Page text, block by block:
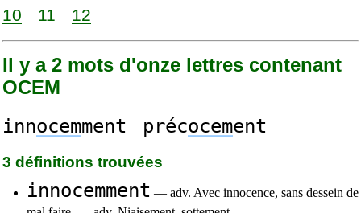
10
11 12
Il y a 2 mots d'onze lettres contenant
OCEM
innocemment précocement
3 définitions trouvées
innocemment — adv. Avec innocence, sans dessein de